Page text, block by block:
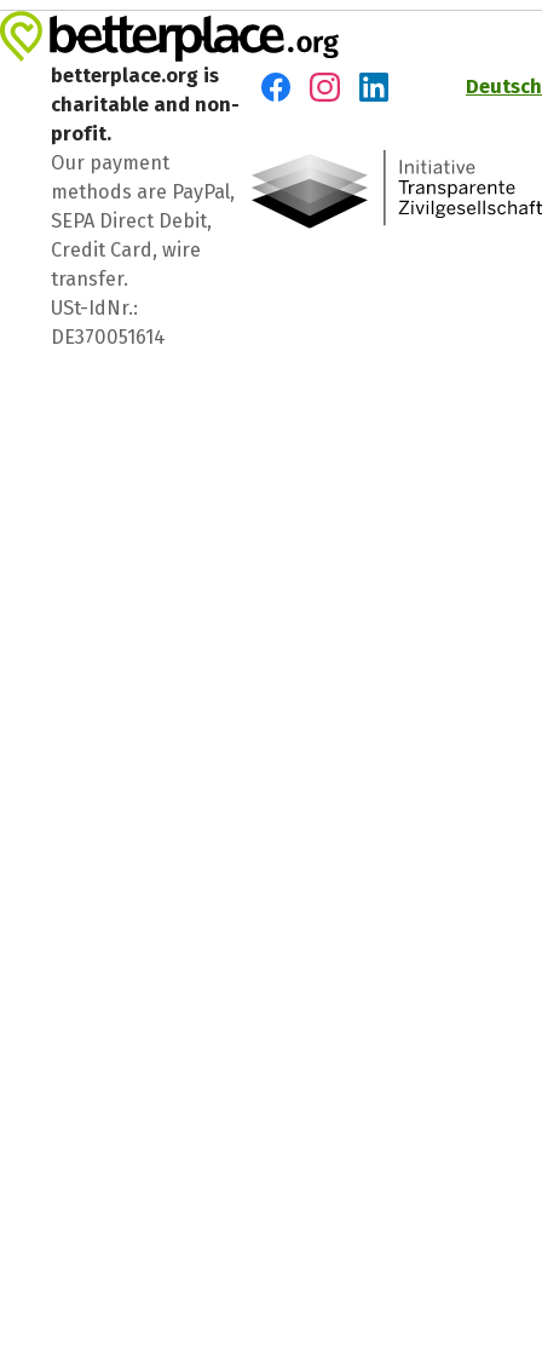
betterplace.org is
charitable and non-
profit.
Our payment
methods are PayPal,
SEPA Direct Debit,
Credit Card, wire
transfer.
USt-IdNr.:
DE370051614
Deutsch